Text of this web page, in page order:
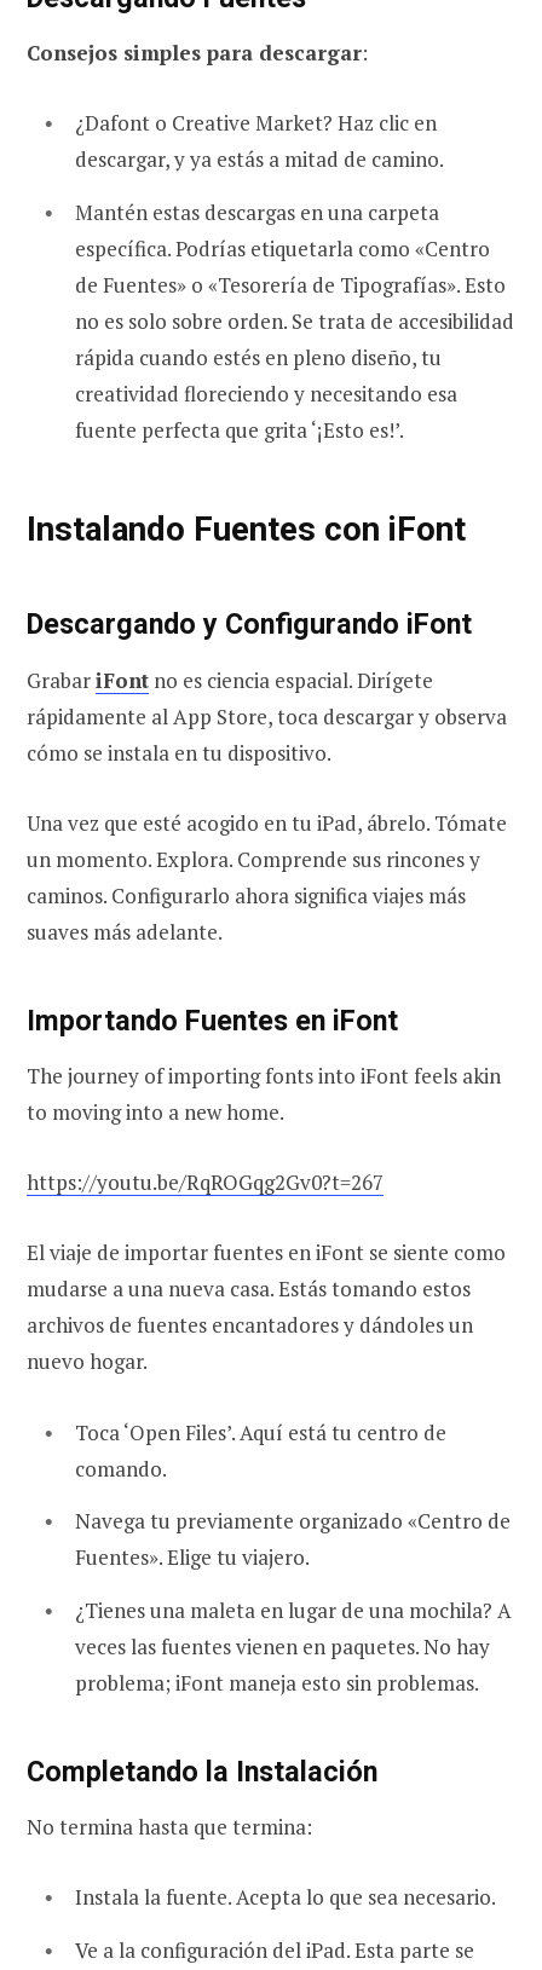
Consejos simples para descargar:
¿Dafont o Creative Market? Haz clic en
descargar, y ya estás a mitad de camino.
Mantén estas descargas en una carpeta
específica. Podrías etiquetarla como «Centro
de Fuentes» o «Tesorería de Tipografías». Esto
no es solo sobre orden. Se trata de accesibilidad
rápida cuando estés en pleno diseño, tu
creatividad floreciendo y necesitando esa
fuente perfecta que grita ‘¡Esto es!’.
Instalando Fuentes con iFont
Descargando y Configurando iFont
GrabariFont no es ciencia espacial. Dirígete
rápidamente al App Store, toca descargar y observa
cómo se instala en tu dispositivo.
Una vez que esté acogido en tu iPad, ábrelo. Tómate
un momento. Explora. Comprende sus rincones y
caminos. Configurarlo ahora significa viajes más
suaves más adelante.
Importando Fuentes en iFont
The journey of importing fonts into iFont feels akin
to moving into a new home.
https://youtu.be/RqROGqg2Gv0?t=267
El viaje de importar fuentes en iFont se siente como
mudarse a una nueva casa. Estás tomando estos
archivos de fuentes encantadores y dándoles un
nuevo hogar.
Toca ‘Open Files’. Aquí está tu centro de
comando.
Navega tu previamente organizado «Centro de
Fuentes». Elige tu viajero.
¿Tienes una maleta en lugar de una mochila? A
veces las fuentes vienen en paquetes. No hay
problema; iFont maneja esto sin problemas.
Completando la Instalación
No termina hasta que termina:
Instala la fuente. Acepta lo que sea necesario.
Ve a la configuración del iPad. Esta parte se